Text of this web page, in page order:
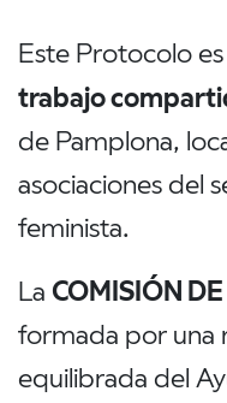
San
Recursos
Este Protocolo
trabajo
de Pamplona,
asociaciones del
feminista.
La COMISIÓN
formada por una
equilibrada del